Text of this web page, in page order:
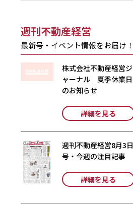
週刊不動産経営
最新号・イベント情報をお届け！
株式会社不動産経営ジ
ャーナル 夏季休業日
のお知らせ
詳細を見る
週刊不動産経営8月3日
号・今週の注目記事
詳細を見る